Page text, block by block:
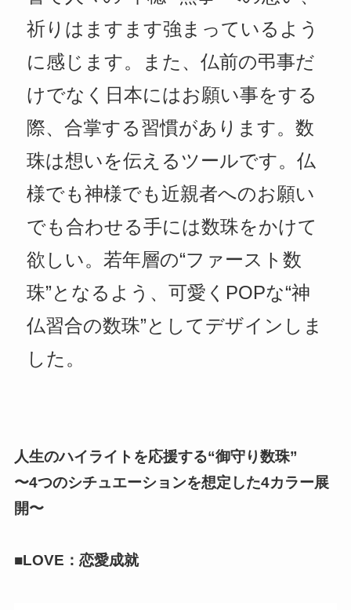
祈りはますます強まっているよう
に感じます。また、仏前の弔事だ
けでなく日本にはお願い事をする
際、合掌する習慣があります。数
珠は想いを伝えるツールです。仏
様でも神様でも近親者へのお願い
でも合わせる手には数珠をかけて
欲しい。若年層の“ファースト数
珠”となるよう、可愛くPOPな“神
仏習合の数珠”としてデザインしま
した。
人生のハイライトを応援する“御守り数珠”
〜4つのシチュエーションを想定した4カラー展
開〜
■LOVE：恋愛成就